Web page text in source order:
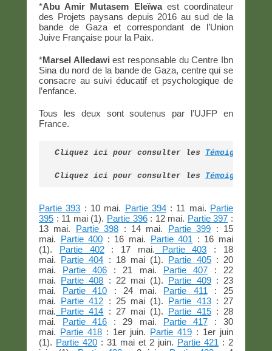
*Abu Amir Mutasem Eleïwaest coordinateur
des Projets paysans depuis 2016 au sud de la
bande de Gaza et correspondant de l’Union
Juive Française pour la Paix.
*Marsel Alledawi est responsable du Centre Ibn
Sina du nord de la bande de Gaza, centre qui se
consacre au suivi éducatif et psychologique de
l’enfance.
Tous les deux sont soutenus par l’UJFP en
France.
Cliquez ici pour consulter les Témoignages
Cliquez ici pour consulter les
Partie 393 : 10 mai. Partie 394: 11 mai. Partie
395 : 11 mai (1). Partie 396: 12 mai. Partie 397 :
13 mai. Partie 398 : 14 mai. Partie 399 : 15
mai. Partie 400 : 16 mai. Partie 401 : 16 mai
(1). Partie 402: 17 mai. Partie 403 : 18
mai. Partie 404 : 18 mai (1). Partie 405: 20
mai. Partie 406 : 21 mai. Partie 407: 22
mai. Partie 408 : 22 mai (1). Partie 409: 23
mai. Partie 410 : 24 mai. Partie 411: 25
mai. Partie 412 : 25 mai (1). Partie 413: 27
mai. Partie 414 : 27 mai (1). Partie 415: 28
mai. Partie 416 : 29 mai. Partie 417: 30
mai. Partie 418 : 1er juin. Partie 419 : 1er juin
(1). Partie 420 : 31 mai et 2 juin. Partie 421 : 2